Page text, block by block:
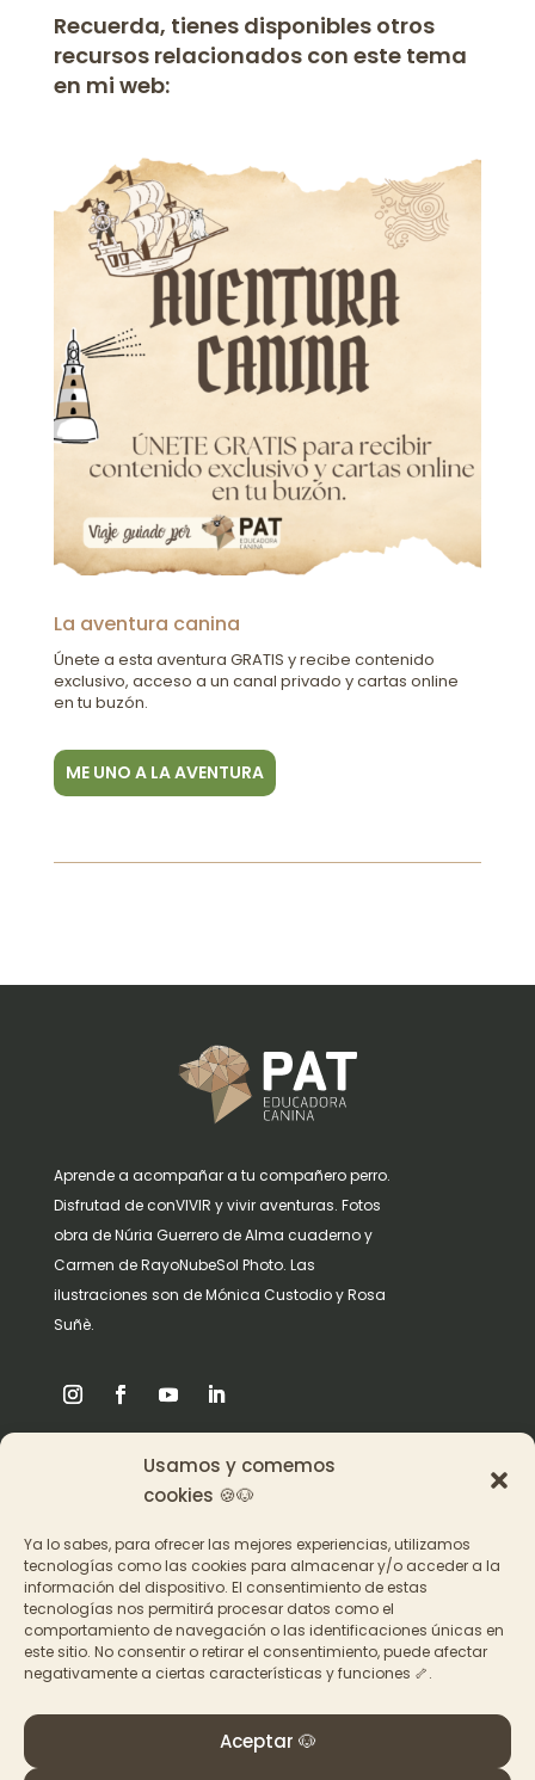
Usamos y comemos
cookies 🍪🐶
Ya lo sabes, para ofrecer las mejores experiencias, utilizamos
tecnologías como las cookies para almacenar y/o acceder a la
información del dispositivo. El consentimiento de estas
tecnologías nos permitirá procesar datos como el
comportamiento de navegación o las identificaciones únicas en
este sitio. No consentir o retirar el consentimiento, puede afectar
negativamente a ciertas características y funciones 🦴.
Aceptar 🐶
Recuerda, tienes disponibles otros
recursos relacionados con este tema
en mi web:
La aventura canina
Únete a esta aventura GRATIS y recibe contenido
exclusivo, acceso a un canal privado y cartas online
en tu buzón.
ME UNO A LA AVENTURA
Aprende a acompañar a tu compañero perro.
Disfrutad de conVIVIR y vivir aventuras. Fotos
obra de Núria Guerrero de Alma cuaderno y
Carmen de RayoNubeSol Photo. Las
ilustraciones son de Mónica Custodio y Rosa
Suñè.
Acceder a los cursos
Contacto